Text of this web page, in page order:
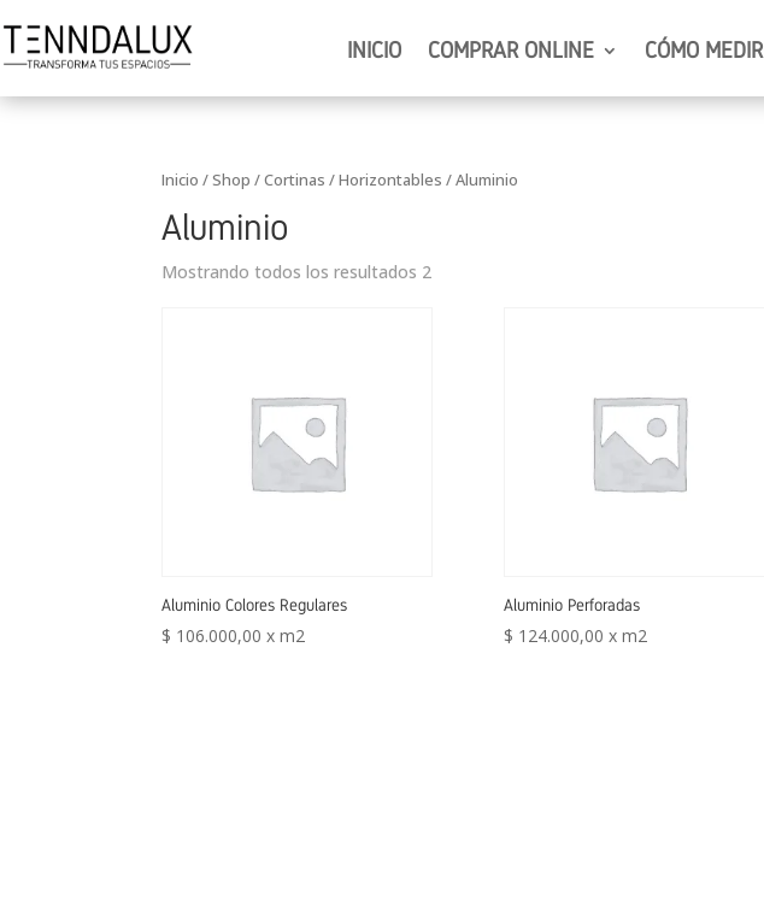
INICIO COMPRAR ONLINE CÓMO MEDIR
Inicio /Shop /Cortinas /Horizontables / Aluminio
Aluminio
Mostrando todos los resultados 2
Aluminio Colores Regulares
$ 106.000,00 x m2
Aluminio Perforadas
$ 124.000,00 x m2